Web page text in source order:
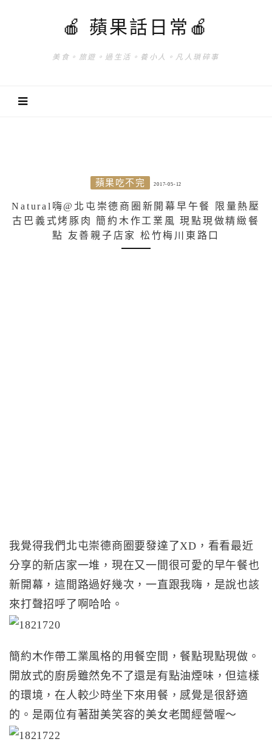
🍎 蘋果話日常🍎
美食。旅遊。過生活。養小人。凡人瑣碎事
蘋果吃不完 2017-05-12
Natural嗨@北屯崇德商圈新開幕早午餐 限量熱壓
古巴義式烤豚肉 簡約木作工業風 現點現做精緻餐
點 友善親子店家 松竹梅川東路口
我覺得我們北屯崇德商圈要發達了XD，看看最近
分享的新店家一堆，現在又一間很可愛的早午餐也
新開幕，這間路過好幾次，一直跟我嗨，是說也該
來打聲招呼了啊哈哈。
簡約木作帶工業風格的用餐空間，餐點現點現做。
開放式的廚房雖然免不了還是有點油煙味，但這樣
的環境，在人較少時坐下來用餐，感覺是很舒適
的。是兩位有著甜美笑容的美女老闆經營喔～